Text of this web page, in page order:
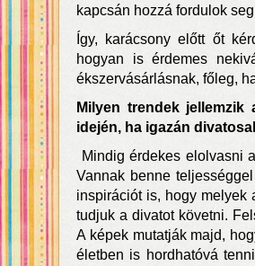
kapcsán hozzá fordulok
Így, karácsony előtt őt
hogyan is érdemes
ékszervásárlásnak, főleg,
Milyen trendek
idején, ha igazán
Mindig érdekes elolvasni
Vannak benne
inspirációt is, hogy melyek
tudjuk a divatot követni.
A képek mutatják majd,
életben is hordhatóvá